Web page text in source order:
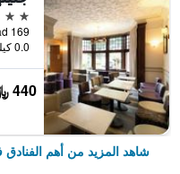
4 نجوم
0.0 كيلومتر عن وسط المدينة
440 ﷼
شاهد المزيد من أهم الفنادق